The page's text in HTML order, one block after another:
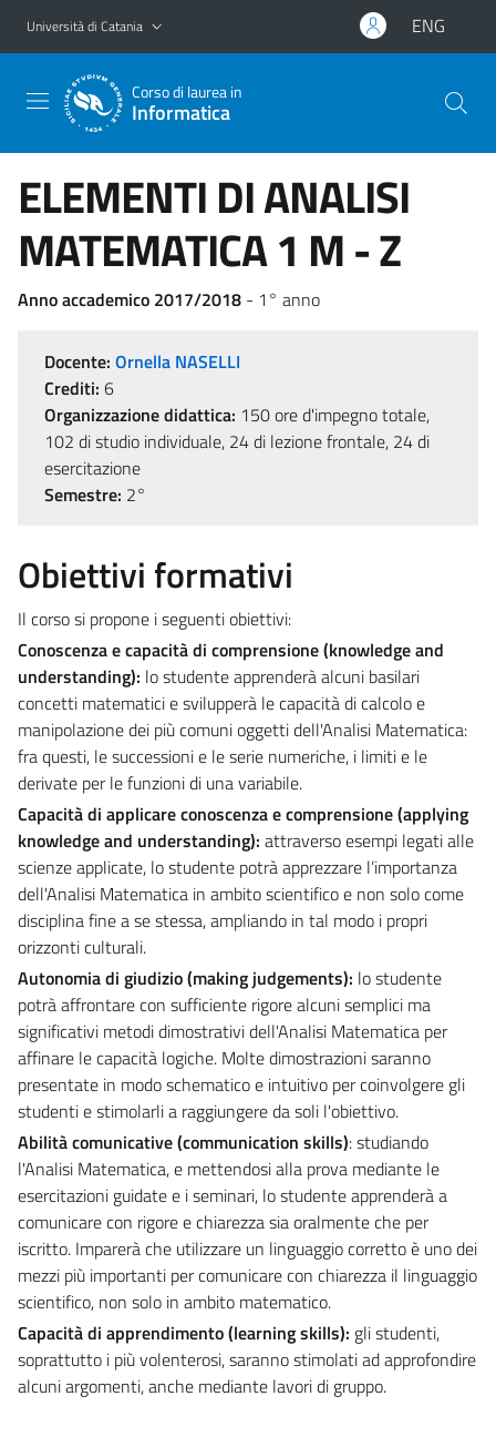
Vai al contenuto principale
Vai al menu di navigazione
Università di Catania ENG
Corso di laurea in
Informatica
ELEMENTI DI ANALISI
MATEMATICA 1 M - Z
Anno accademico 2017/2018 - 1° anno
Docente: Ornella NASELLI
Crediti: 6
Organizzazione didattica: 150 ore d'impegno totale,
102 di studio individuale, 24 di lezione frontale, 24 di
esercitazione
Semestre: 2°
Obiettivi formativi
Il corso si propone i seguenti obiettivi:
Conoscenza e capacità di comprensione (knowledge and
understanding): lo studente apprenderà alcuni basilari
concetti matematici e svilupperà le capacità di calcolo e
manipolazione dei più comuni oggetti dell'Analisi Matematica:
fra questi, le successioni e le serie numeriche, i limiti e le
derivate per le funzioni di una variabile.
Capacità di applicare conoscenza e comprensione (applying
knowledge and understanding): attraverso esempi legati alle
scienze applicate, lo studente potrà apprezzare l’importanza
dell'Analisi Matematica in ambito scientifico e non solo come
disciplina fine a se stessa, ampliando in tal modo i propri
orizzonti culturali.
Autonomia di giudizio (making judgements): lo studente
potrà affrontare con sufficiente rigore alcuni semplici ma
significativi metodi dimostrativi dell'Analisi Matematica per
affinare le capacità logiche. Molte dimostrazioni saranno
presentate in modo schematico e intuitivo per coinvolgere gli
studenti e stimolarli a raggiungere da soli l'obiettivo.
Abilità comunicative (communication skills): studiando
l'Analisi Matematica, e mettendosi alla prova mediante le
esercitazioni guidate e i seminari, lo studente apprenderà a
comunicare con rigore e chiarezza sia oralmente che per
iscritto. Imparerà che utilizzare un linguaggio corretto è uno dei
mezzi più importanti per comunicare con chiarezza il linguaggio
scientifico, non solo in ambito matematico.
Capacità di apprendimento (learning skills): gli studenti,
soprattutto i più volenterosi, saranno stimolati ad approfondire
alcuni argomenti, anche mediante lavori di gruppo.